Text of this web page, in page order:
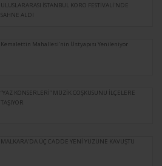
ULUSLARARASI İSTANBUL KORO FESTİVALİ'NDE
SAHNE ALDI
Kemalettin Mahallesi’nin Üstyapısı Yenileniyor
“YAZ KONSERLERİ” MÜZİK COŞKUSUNU İLÇELERE
TAŞIYOR
MALKARA’DA ÜÇ CADDE YENİ YÜZÜNE KAVUŞTU